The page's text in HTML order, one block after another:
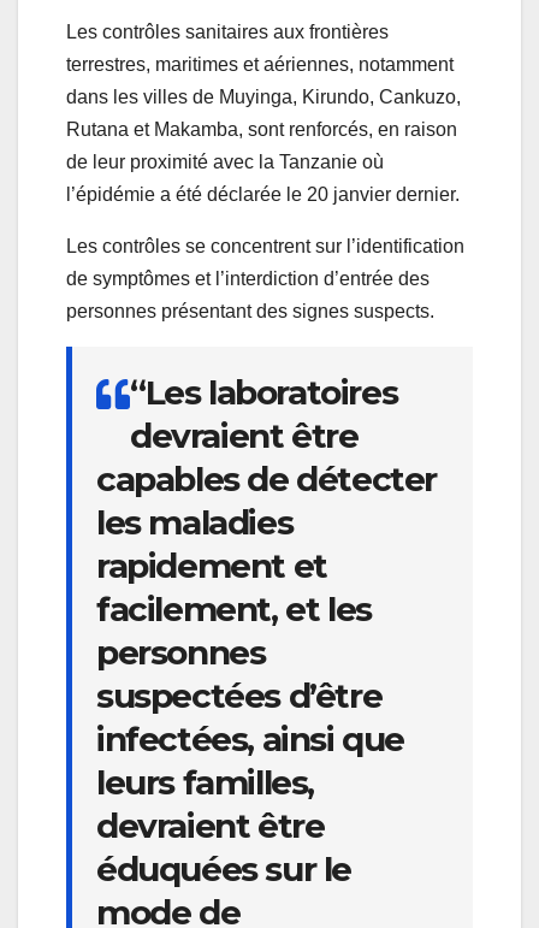
Les contrôles sanitaires aux frontières
terrestres, maritimes et aériennes, notamment
dans les villes de Muyinga, Kirundo, Cankuzo,
Rutana et Makamba, sont renforcés, en raison
de leur proximité avec la Tanzanie où
l’épidémie a été déclarée le 20 janvier dernier.
Les contrôles se concentrent sur l’identification
de symptômes et l’interdiction d’entrée des
personnes présentant des signes suspects.
“Les laboratoires
devraient être
capables de détecter
les maladies
rapidement et
facilement, et les
personnes
suspectées d’être
infectées, ainsi que
leurs familles,
devraient être
éduquées sur le
mode de